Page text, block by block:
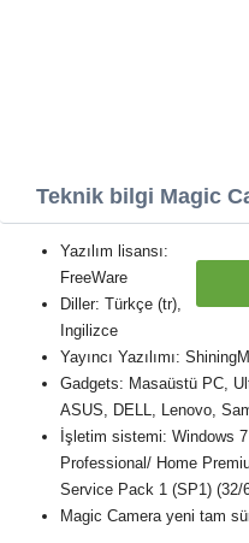
Teknik bilgi Magic
Yazılım lisansı:
FreeWare
Diller: Türkçe (tr),
Ingilizce
Yayıncı Yazılımı:
Gadgets: Masaüstü PC,
ASUS, DELL, Lenovo,
İşletim sistemi: Windows
Professional/ Home
Service Pack 1 (SP1) (32/
Magic Camera yeni tam